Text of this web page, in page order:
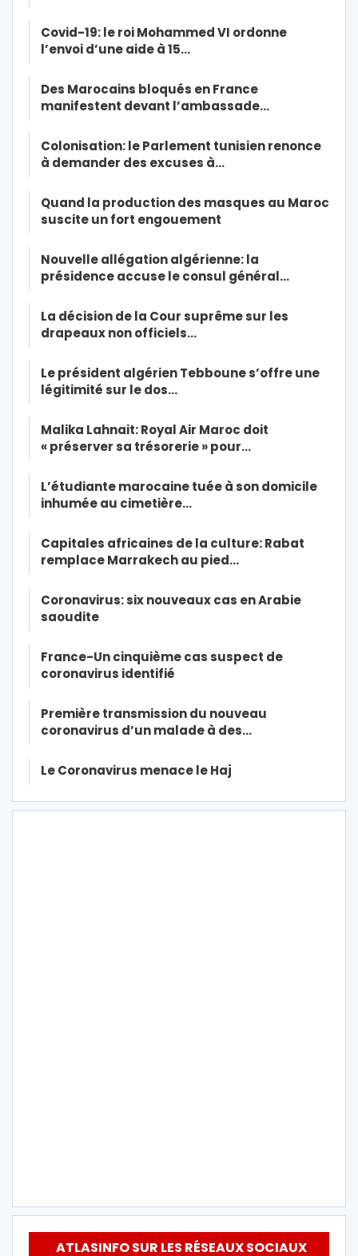
Covid-19: le roi Mohammed VI ordonne
l’envoi d’une aide à 15…
Des Marocains bloqués en France
manifestent devant l’ambassade…
Colonisation: le Parlement tunisien renonce
à demander des excuses à…
Quand la production des masques au Maroc
suscite un fort engouement
Nouvelle allégation algérienne: la
présidence accuse le consul général…
La décision de la Cour suprême sur les
drapeaux non officiels…
Le président algérien Tebboune s’offre une
légitimité sur le dos…
Malika Lahnait: Royal Air Maroc doit
« préserver sa trésorerie » pour…
L’étudiante marocaine tuée à son domicile
inhumée au cimetière…
Capitales africaines de la culture: Rabat
remplace Marrakech au pied…
Coronavirus: six nouveaux cas en Arabie
saoudite
France-Un cinquième cas suspect de
coronavirus identifié
Première transmission du nouveau
coronavirus d’un malade à des…
Le Coronavirus menace le Haj
ATLASINFO SUR LES RÉSEAUX SOCIAUX